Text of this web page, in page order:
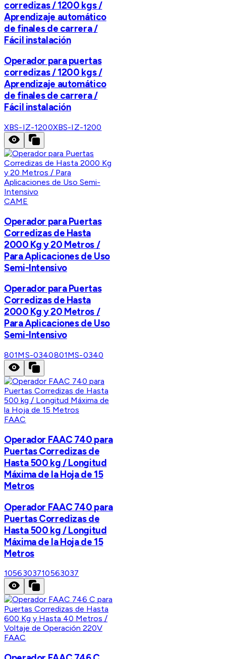
corredizas / 1200 kgs /
Aprendizaje automático
de finales de carrera /
Fácil instalación
Operador para puertas
corredizas / 1200 kgs /
Aprendizaje automático
de finales de carrera /
Fácil instalación
XBS-IZ-1200XBS-IZ-1200
CAME
Operador para Puertas
Corredizas de Hasta
2000 Kg y 20 Metros /
Para Aplicaciones de Uso
Semi-Intensivo
Operador para Puertas
Corredizas de Hasta
2000 Kg y 20 Metros /
Para Aplicaciones de Uso
Semi-Intensivo
801MS-0340801MS-0340
FAAC
Operador FAAC 740 para
Puertas Corredizas de
Hasta 500 kg / Longitud
Máxima de la Hoja de 15
Metros
Operador FAAC 740 para
Puertas Corredizas de
Hasta 500 kg / Longitud
Máxima de la Hoja de 15
Metros
1056303710563037
FAAC